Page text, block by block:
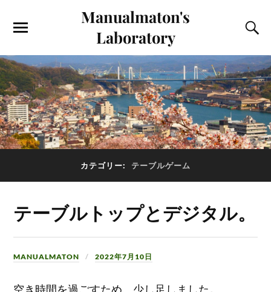
Manualmaton's
Laboratory
カテゴリー: テーブルゲーム
テーブルトップとデジタル。
MANUALMATON 2022年7月10日